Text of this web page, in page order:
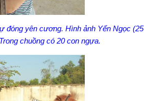
đóng yên cương. Hình ảnh Yến Ngọc (25
chuồng có 20 con ngựa.